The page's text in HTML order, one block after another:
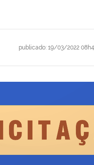
publicado: 19/03/2022